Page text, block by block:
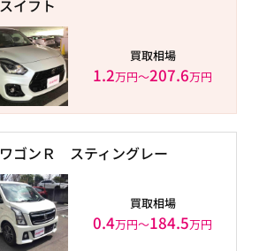
スイフト
買取相場
1.2万円〜207.6万円
ワゴンＲ スティングレー
買取相場
0.4万円〜184.5万円